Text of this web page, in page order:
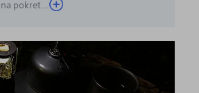
pokret...